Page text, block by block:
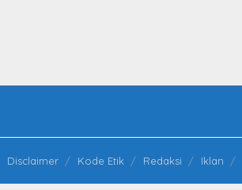
Disclaimer Kode Etik Redaksi Iklan